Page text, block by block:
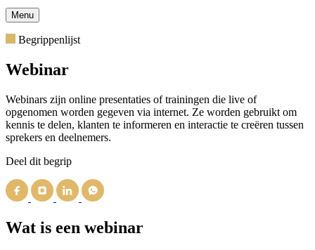
Menu
Begrippenlijst
Webinar
Webinars zijn online presentaties of trainingen die live of
opgenomen worden gegeven via internet. Ze worden gebruikt om
kennis te delen, klanten te informeren en interactie te creëren tussen
sprekers en deelnemers.
Deel dit begrip
Wat is een webinar